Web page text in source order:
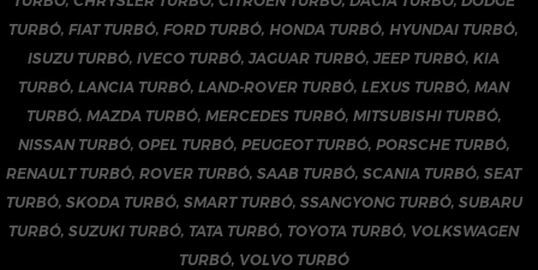
TURBÓ,FIAT TURBÓ,FORD TURBÓ, HONDA TURBÓ, HYUNDAI TURBÓ,
ISUZU TURBÓ,IVECO TURBÓ,JAGUAR TURBÓ,JEEP TURBÓ,KIA
TURBÓ,LANCIA TURBÓ,LAND-ROVER TURBÓ,LEXUS TURBÓ,MAN
TURBÓ, MAZDA TURBÓ, MERCEDES TURBÓ, MITSUBISHI TURBÓ,
NISSAN TURBÓ, OPEL TURBÓ, PEUGEOT TURBÓ, PORSCHE TURBÓ,
RENAULT TURBÓ,ROVER TURBÓ,SAAB TURBÓ,SCANIA TURBÓ,SEAT
TURBÓ, SKODA TURBÓ, SMART TURBÓ, SSANGYONG TURBÓ, SUBARU
TURBÓ,SUZUKI TURBÓ, TATA TURBÓ, TOYOTA TURBÓ, VOLKSWAGEN
TURBÓ, VOLVO TURBÓ